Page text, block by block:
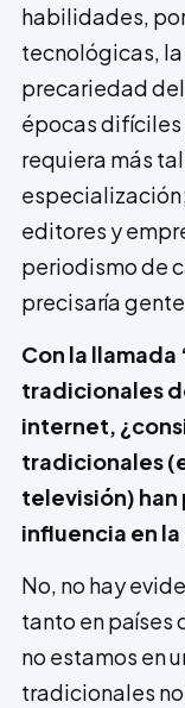
habilidades,
tecnológicas,
precariedad
épocas
requiera más
editores y
periodismo de
precisaría
Con la llamada
tradicionales
internet,
tradicionales
televisión)
influencia en
No, no hay
tanto en países
no estamos en
tradicionales